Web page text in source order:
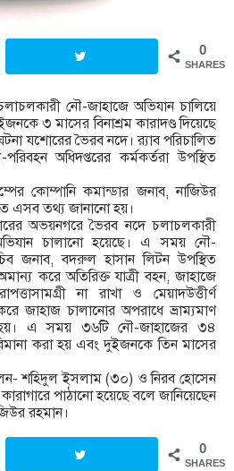
0
SHARES
নৌ-জাহাজে অভিযান চালিয়ে
৩ মাসের বিনাশ্রম কারাদণ্ড দিয়েছে
যশোরের ভৈরব নদে। র‍্যাব পরিচালিত
অধিদপ্তরের কর্মকর্তরা উপস্থিত
কোম্পানি কমান্ডার জনাব, নাজিউর
এসব তথ্য জানানো হয়।
অভয়নগরে ভৈরব নদে চলাচলকারী
চালানো হয়েছে। এ সময় নৌ-
জনাব, বদরুল হাসান লিটন উপস্থিত
করে অতিরিক্ত যাত্রী বহন, জাহাজে
না রাখা ও মেয়াদউত্তীর্ণ
করে জাহাজ চালানোর অপরাধে ভ্রাম্যমাণ
এ সময় ৩৬টি নৌ-জাহাজের ৩৪
করা হয় এবং দুইজনকে তিন মাসের
শহিদুল ইসলাম (৩০) ও নিরব হোসেন
পাঠানো হয়েছে বলে জানিয়েছেন
রহমান।
0
SHARES